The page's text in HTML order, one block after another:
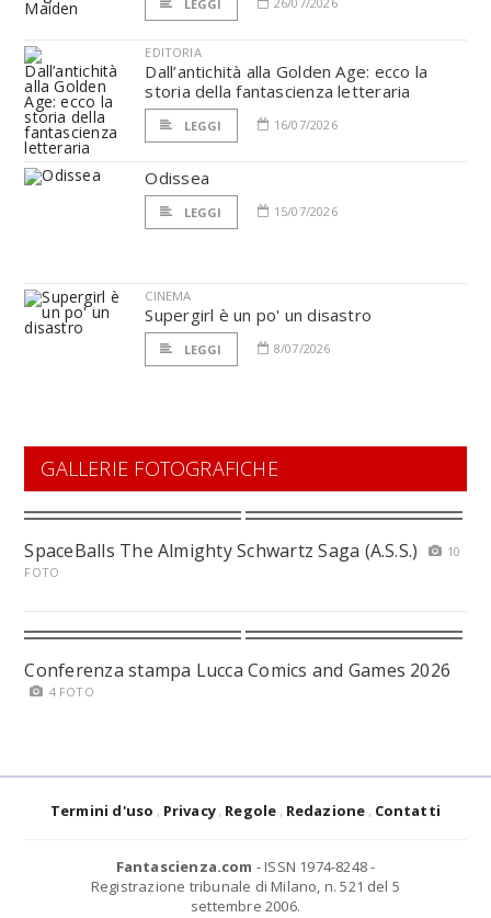
LEGGI
EDITORIA
Dall’antichità alla Golden Age: ecco la
storia della fantascienza letteraria
LEGGI 16/07/2026
Odissea
LEGGI 15/07/2026
CINEMA
Supergirl è un po' un disastro
LEGGI 8/07/2026
GALLERIE FOTOGRAFICHE
SpaceBalls The Almighty Schwartz Saga (A.S.S.)
10
FOTO
Conferenza stampa Lucca Comics and Games 2026
4 FOTO
Termini d'uso Privacy Regole Redazione Contatti
Fantascienza.com - ISSN 1974-8248 -
Registrazione tribunale di Milano, n. 521 del 5
settembre 2006.